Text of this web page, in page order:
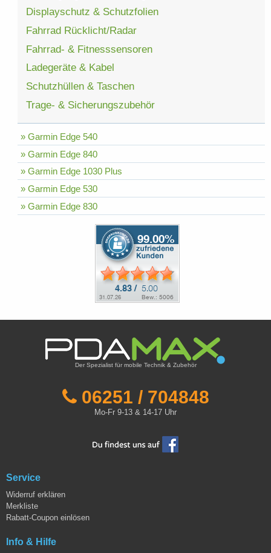
Displayschutz & Schutzfolien
Fahrrad Rücklicht/Radar
Fahrrad- & Fitnesssensoren
Ladegeräte & Kabel
Schutzhüllen & Taschen
Trage- & Sicherungszubehör
» Garmin Edge 540
» Garmin Edge 840
» Garmin Edge 1030 Plus
» Garmin Edge 530
» Garmin Edge 830
Der Spezialist für mobile Technik & Zubehör
06251 / 704848
Mo-Fr 9-13 & 14-17 Uhr
Service
Widerruf erklären
Merkliste
Rabatt-Coupon einlösen
Info & Hilfe